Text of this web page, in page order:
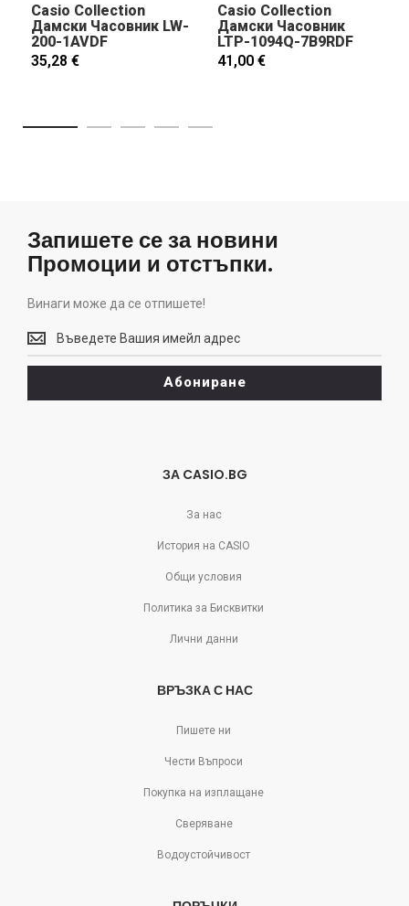
Casio Collection
Дамски Часовник LW-
200-1AVDF
35,28 €
Casio Collection
Дамски Часовник
LTP-1094Q-7B9RDF
41,00 €
Запишете се за новини
Промоции и отстъпки.
Винаги може да се отпишете!
Винаги
може
да
отпишете!
Абониране
ЗА CASIO.BG
За нас
История на CASIO
Общи условия
Политика за Бисквитки
Лични данни
ВРЪЗКА С НАС
Пишете ни
Чести Въпроси
Покупка на изплащане
Сверяване
Водоустойчивост